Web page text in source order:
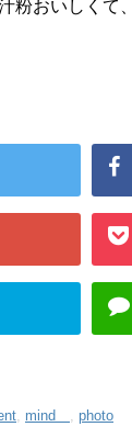
粉おいしくて
mind
photo